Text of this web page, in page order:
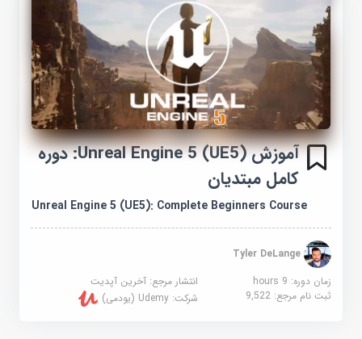
آموزش Unreal Engine 5 (UE5): دوره
کامل مبتدیان
Unreal Engine 5 (UE5): Complete Beginners Course
Tyler DeLange
زمان دوره: 9 hours
انتشار مرجع:آخرین آپدیت
ثبت نام مرجع:9,522 شرکت:Udemy (یودمی)